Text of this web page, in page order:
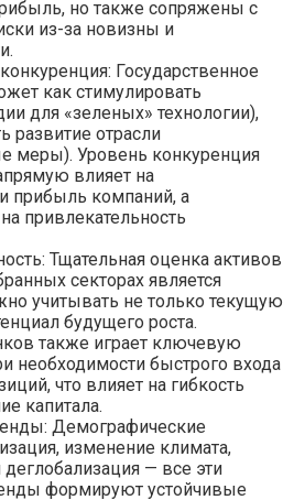
но также сопряжены с
из-за новизны и
Государственное
как стимулировать
для «зеленых» технологии),
развитие отрасли
меры). Уровень конкуренция
влияет на
прибыль компаний, а
привлекательность
Тщательная оценка активов
секторах является
учитывать не только текущую
будущего роста.
также играет ключевую
необходимости быстрого входа
что влияет на гибкость
капитала.
Демографические
изменение климата,
деглобализация — все эти
формируют устойчивые